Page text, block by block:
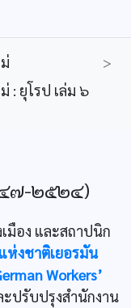
>
: ยุโรป เล่ม ๖
๗-๒๕๒๔)
มือง และสถาปนิก
ห่งชาติเยอรมัน
Workers’
ปรับปรุงสำนักงาน